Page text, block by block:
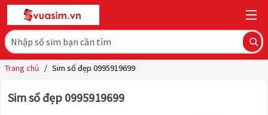
Trang chủ / Sim số đẹp 0995919699
Sim số đẹp 0995919699